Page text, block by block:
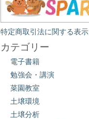
特定商取引法に関する表示
カテゴリー
電子書籍
勉強会・講演
菜園教室
土壌環境
土壌分析